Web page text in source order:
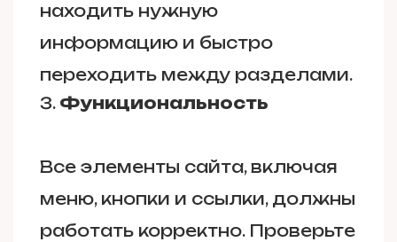
находить нужную
информацию и быстро
переходить между разделами.
Функциональность
Все элементы сайта, включая
меню, кнопки и ссылки, должны
работать корректно. Проверьте